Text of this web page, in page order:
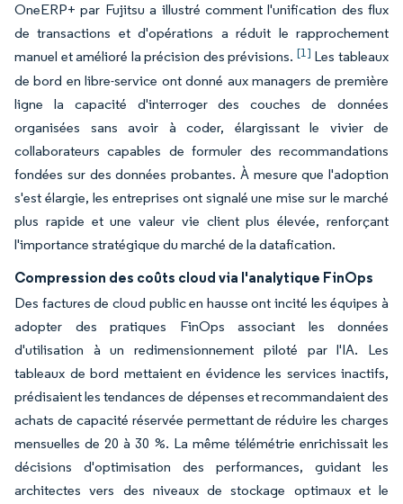
OneERP+ par Fujitsu a illustré comment l'unification des flux
de transactions et d'opérations a réduit le rapprochement
manuel et amélioré la précision des prévisions. [1] Les tableaux
de bord en libre-service ont donné aux managers de première
ligne la capacité d'interroger des couches de données
organisées sans avoir à coder, élargissant le vivier de
collaborateurs capables de formuler des recommandations
fondées sur des données probantes. À mesure que l'adoption
s'est élargie, les entreprises ont signalé une mise sur le marché
plus rapide et une valeur vie client plus élevée, renforçant
l'importance stratégique du marché de la datafication.
Compression des coûts cloud via l'analytique FinOps
Des factures de cloud public en hausse ont incité les équipes à
adopter des pratiques FinOps associant les données
d'utilisation à un redimensionnement piloté par l'IA. Les
tableaux de bord mettaient en évidence les services inactifs,
prédisaient les tendances de dépenses et recommandaient des
achats de capacité réservée permettant de réduire les charges
mensuelles de 20 à 30 %. La même télémétrie enrichissait les
décisions d'optimisation des performances, guidant les
architectes vers des niveaux de stockage optimaux et le